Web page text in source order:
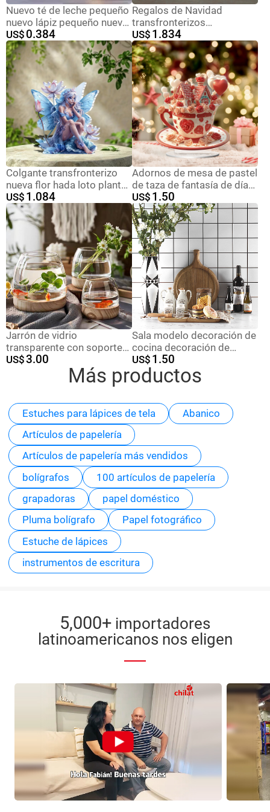
Nuevo té de leche pequeño
nuevo lápiz pequeño nuevo
adornos grandes lámparas
de noche lámparas de
color caja de regalo sala de
estar
US$ 0.384
Regalos de Navidad
transfronterizos
Nacimiento realista
Ornamento del pesebre
Sagrada Familia Trío
Decoración de escritorio
interior
US$ 1.834
Colgante transfronterizo
nueva flor hada loto planta
elf adornos acrílicos plano
hogar dormitorio escenario
de oficina
US$ 1.084
Adornos de mesa de pastel
de taza de fantasía de día
de San Valentín 2D
transfronterizos Adornos
impermeables y
resistentes al desgaste de
Yalic
US$ 1.50
Jarrón de vidrio
transparente con soporte
de madera de estilo
japonés, planta hidropónica
de rábano verde, pecera
escritorio simple,
decoración
US$3.00
Sala modelo decoración de
cocina decoración de
gabinete decoración de
cerámica simulación
combinación de pastel de
decoración de flores
suaves
US$ 1.50
Más productos
Estuches para lápices de tela
Abanico
Artículos de papelería
Artículos de papelería más vendidos
bolígrafos
100 artículos de papelería
grapadoras
papel doméstico
Pluma bolígrafo
Papel fotográfico
Estuche de lápices
instrumentos de escritura
5,000+ importadores
latinoamericanos nos eligen